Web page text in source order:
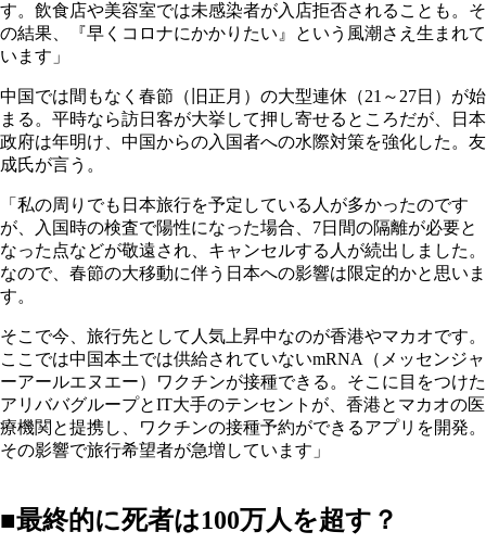
す。飲食店や美容室では未感染者が入店拒否されることも。そ
の結果、『早くコロナにかかりたい』という風潮さえ生まれて
います」
中国では間もなく春節（旧正月）の大型連休（21～27日）が始
まる。平時なら訪日客が大挙して押し寄せるところだが、日本
政府は年明け、中国からの入国者への水際対策を強化した。友
成氏が言う。
「私の周りでも日本旅行を予定している人が多かったのです
が、入国時の検査で陽性になった場合、7日間の隔離が必要と
なった点などが敬遠され、キャンセルする人が続出しました。
なので、春節の大移動に伴う日本への影響は限定的かと思いま
す。
そこで今、旅行先として人気上昇中なのが香港やマカオです。
ここでは中国本土では供給されていないmRNA（メッセンジャ
ーアールエヌエー）ワクチンが接種できる。そこに目をつけた
アリババグループとIT大手のテンセントが、香港とマカオの医
療機関と提携し、ワクチンの接種予約ができるアプリを開発。
その影響で旅行希望者が急増しています」
■最終的に死者は100万人を超す？